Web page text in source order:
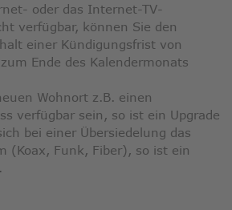
oder das Internet-TV-
verfügbar, können Sie den
einer Kündigungsfrist von
Ende des Kalendermonats
Wohnort z.B. einen
verfügbar sein, so ist ein Upgrade
bei einer Übersiedelung das
(Koax, Funk, Fiber), so ist ein